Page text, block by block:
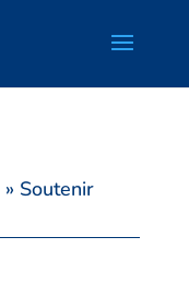
» Soutenir